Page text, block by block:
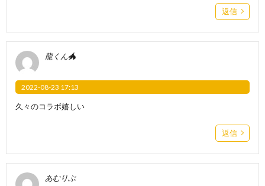
返信
龍くん🐲
2022-08-23 17:13
久々のコラボ嬉しい
返信
あむりぶ